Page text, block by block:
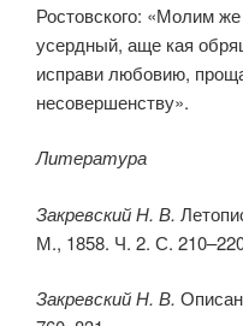
Ростовского: «Молим
усердный, аще кая
исправи любовию,
несовершенству».
Литература
Закревский Н. В.
М., 1858. Ч. 2. С.
Закревский Н. В.